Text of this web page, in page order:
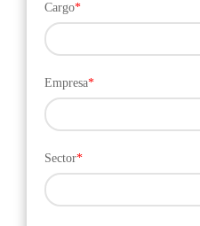
Cargo*
Empresa*
Sector*